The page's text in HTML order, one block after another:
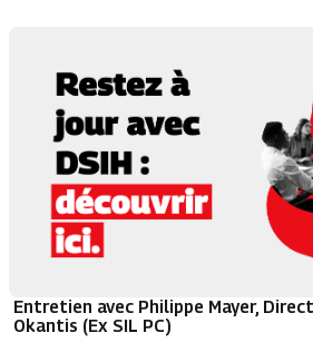
Entretien avec Philippe Mayer,
Okantis (Ex SIL PC)